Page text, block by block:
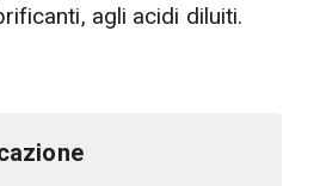
agli acidi diluiti.